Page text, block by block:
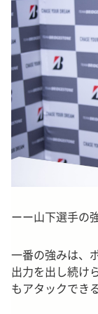
ーー山下選手の
一番の強みは、
出力を出し続け
もアタックでき